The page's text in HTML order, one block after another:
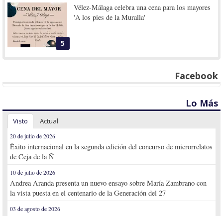
5
Vélez-Málaga celebra una cena para los mayores
'A los pies de la Muralla'
Facebook
Lo Más
Visto Actual
20 de julio de 2026
Éxito internacional en la segunda edición del concurso de microrrelatos
de Ceja de la Ñ
10 de julio de 2026
Andrea Aranda presenta un nuevo ensayo sobre María Zambrano con
la vista puesta en el centenario de la Generación del 27
03 de agosto de 2026